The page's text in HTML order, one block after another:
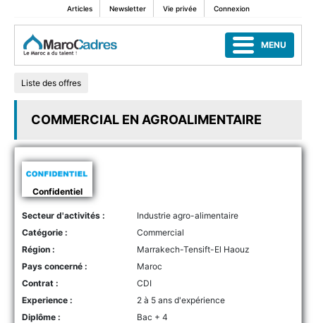
Articles Newsletter Vie privée Connexion
MENU
Liste des offres
COMMERCIAL EN AGROALIMENTAIRE
Confidentiel
Secteur d'activités :
Industrie agro-alimentaire
Catégorie :
Commercial
Région :
Marrakech-Tensift-El Haouz
Pays concerné :
Maroc
Contrat :
CDI
Experience :
2 à 5 ans d'expérience
Diplôme :
Bac + 4